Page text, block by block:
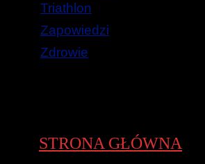
Triathlon
Zapowiedzi
Zdrowie
STRONA GŁÓWNA